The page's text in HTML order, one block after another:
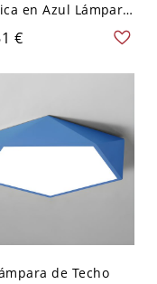
en Azul Lámpara
Mediterránea de
V
€
de Techo